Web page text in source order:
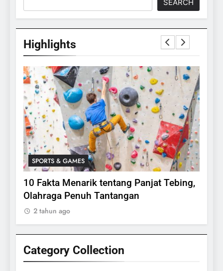
SEARCH
Highlights
SPORTS & GAMES
10 Fakta Menarik tentang Panjat Tebing,
Olahraga Penuh Tantangan
2 tahun ago
Category Collection